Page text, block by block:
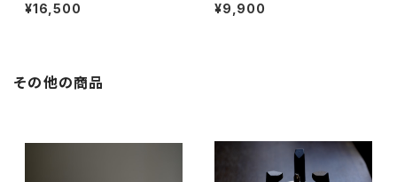
¥16,500 ¥9,900
その他の商品